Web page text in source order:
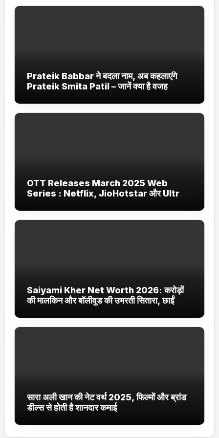
Prateik Babbar ने बदला नाम, अब कहलाएंगे
Prateik Smita Patil – जानें क्या है वजह
OTT Releases March 2025 Web
Series : Netflix, JioHotstar और Ultra
Saiyami Kher Net Worth 2026: करोड़ों
की मालकिन और बॉलीवुड की उभरती सितारा, छाईं
सारा अली खान की नेट वर्थ 2025, फिल्मों और ब्रांड
डील्स से होती है शानदार कमाई